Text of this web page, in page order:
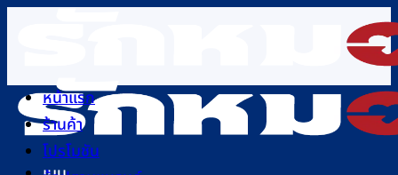
เนื้อหาหน้าแรก
ร้านค้า
โปรโมชัน